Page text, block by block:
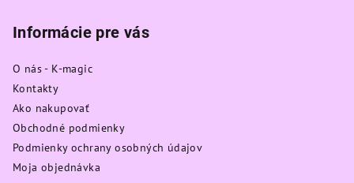
Informácie pre vás
O nás - K-magic
Kontakty
Ako nakupovať
Obchodné podmienky
Podmienky ochrany osobných údajov
Moja objednávka